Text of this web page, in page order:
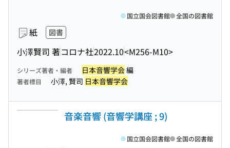
紙 図書
小澤賢司 著コロナ社2022.10<M256-M10>
国立国会図書館 全国の図書館
シリーズ著者・編者 日本音響学会編
著者標目 小澤, 賢司 日本音響学会
音楽音響 (音響学講座 ; 9)
国立国会図書館 全国の図書館